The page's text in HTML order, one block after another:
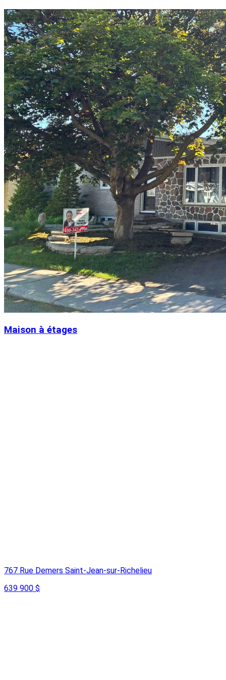
Maison à étages
767 Rue Demers Saint-Jean-sur-Richelieu
639 900 $